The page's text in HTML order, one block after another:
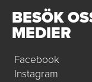
BESÖK
MEDIER
Facebook
Instagram